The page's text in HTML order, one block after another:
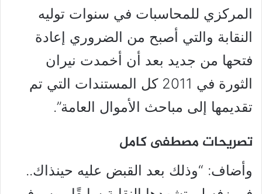
المركزي للمحاسبات في سنوات توليه
النقابة والتي أصبح من الضروري إعادة
فتحها من جديد بعد أن أخمدت نيران
الثورة في 2011 كل المستندات التي تم
تقديمها إلى مباحث الأموال العامة”.
تصريحات مصطفى كامل
وأضاف: “وذلك بعد القبض عليه حينذاك..